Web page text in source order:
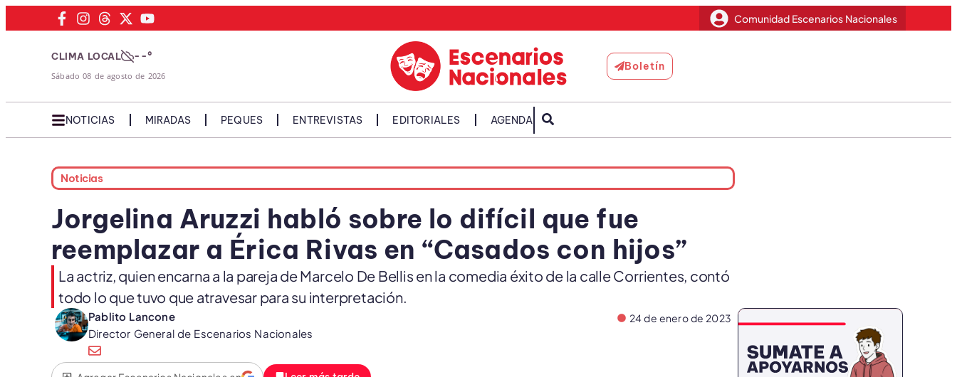
Comunidad Escenarios Nacionales
CLIMA LOCAL --°
Sábado 08 de agosto de 2026
Boletín
NOTICIAS MIRADAS PEQUES ENTREVISTAS EDITORIALES AGENDA
Noticias
Jorgelina Aruzzi habló sobre lo difícil que fue
reemplazar a Érica Rivas en “Casados con hijos”
La actriz, quien encarna a la pareja de Marcelo De Bellis en la comedia éxito de la calle Corrientes, contó
todo lo que tuvo que atravesar para su interpretación.
Pablito Lancone
Director General de Escenarios Nacionales
24 de enero de 2023